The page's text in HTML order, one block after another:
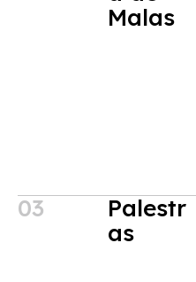
Malas
03
Palestr
as